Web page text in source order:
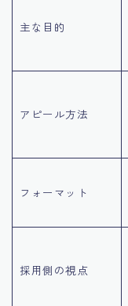
主な目的
アピール方法
フォーマット
採用側の視点